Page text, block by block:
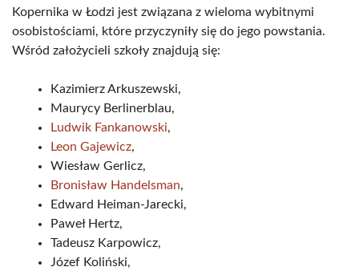
Kopernika w Łodzi jest związana z wieloma wybitnymi
osobistościami, które przyczyniły się do jego powstania.
Wśród założycieli szkoły znajdują się:
Kazimierz Arkuszewski,
Maurycy Berlinerblau,
Ludwik Fankanowski,
Leon Gajewicz,
Wiesław Gerlicz,
Bronisław Handelsman,
Edward Heiman-Jarecki,
Paweł Hertz,
Tadeusz Karpowicz,
Józef Koliński,